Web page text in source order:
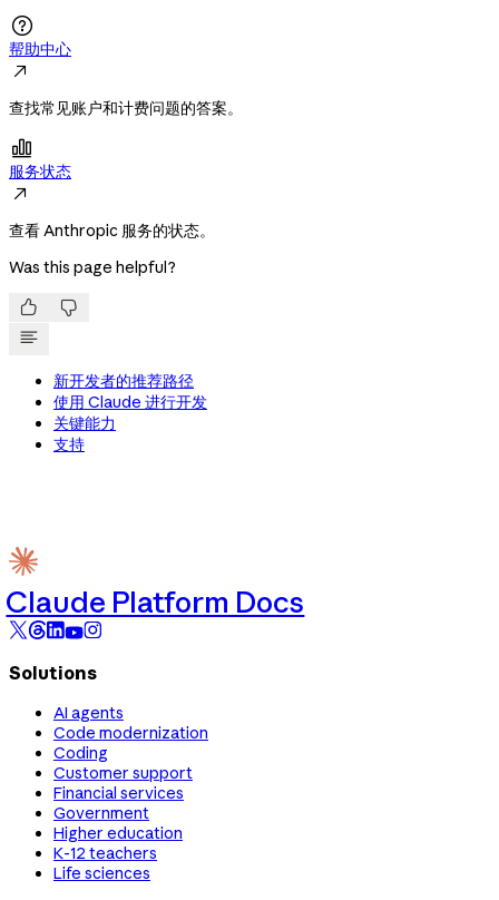

帮助中心

查找常见账户和计费问题的答案。

服务状态

查看 Anthropic 服务的状态。
Was this page helpful?
 
新开发者的推荐路径
使用 Claude 进行开发
关键能力
支持
Claude Platform Docs
Solutions
AI agents
Code modernization
Coding
Customer support
Financial services
Government
Higher education
K-12 teachers
Life sciences